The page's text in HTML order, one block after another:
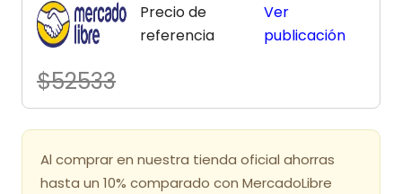
Precio de
referencia
$52533
Ver
publicación
Al comprar en nuestra tienda oficial ahorras
hasta un 10% comparado con MercadoLibre